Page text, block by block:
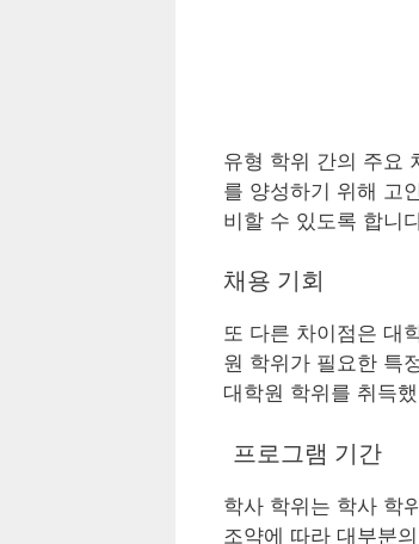
유형 학위 간의 주요
를 양성하기 위해 고
비할 수 있도록 합니
채용 기회
또 다른 차이점은 대
원 학위가 필요한 특
대학원 학위를 취득
프로그램 기간
학사 학위는 학사 학
조약에 따라 대부분